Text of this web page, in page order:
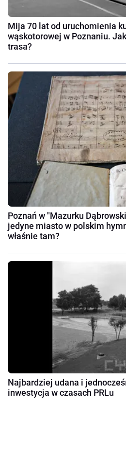
Mija 70 lat od uruchomienia
wąskotorowej w Poznaniu.
trasa?
Poznań w "Mazurku
jedyne miasto w polskim
właśnie tam?
Najbardziej udana i
inwestycja w czasach PRLu